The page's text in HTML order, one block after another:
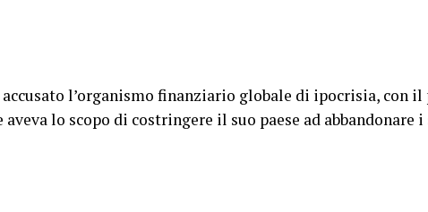
l’organismo finanziario globale di ipocrisia, con il
lo scopo di costringere il suo paese ad abbandonare